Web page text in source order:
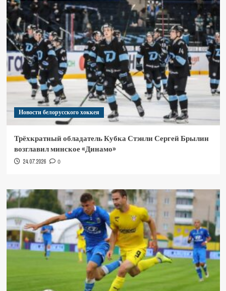
Новости белорусского хоккея
Трёхкратный обладатель Кубка Стэнли Сергей Брылин
возглавил минское «Динамо»
24.07.2026 0